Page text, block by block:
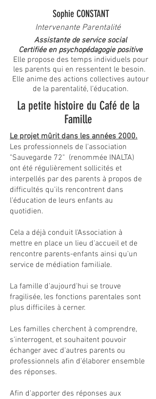
Sophie CONSTANT
Intervenante Parentalité
Assistante de service social
Certifiée en psychopédagogie positive
Elle propose des temps individuels pour
les parents qui en ressentent le besoin.
Elle anime des actions collectives autour
de la parentalité, l'éducation.
La petite histoire du Café de la
Famille
Le projet mûrit dans les années 2000.
Les professionnels de l'association
"Sauvegarde 72" (renommée INALTA)
ont été régulièrement sollicités et
interpellés par des parents à propos de
difficultés qu'ils rencontrent dans
l'éducation de leurs enfants au
quotidien.
Cela a déjà conduit l'Association à
mettre en place un lieu d'accueil et de
rencontre parents-enfants ainsi qu'un
service de médiation familiale.
La famille d'aujourd'hui se trouve
fragilisée, les fonctions parentales sont
plus difficiles à cerner.
Les familles cherchent à comprendre,
s'interrogent, et souhaitent pouvoir
échanger avec d'autres parents ou
professionnels afin d'élaborer ensemble
des réponses.
Afin d'apporter des réponses aux